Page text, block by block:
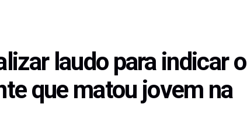
laudo para indicar o
que matou jovem na